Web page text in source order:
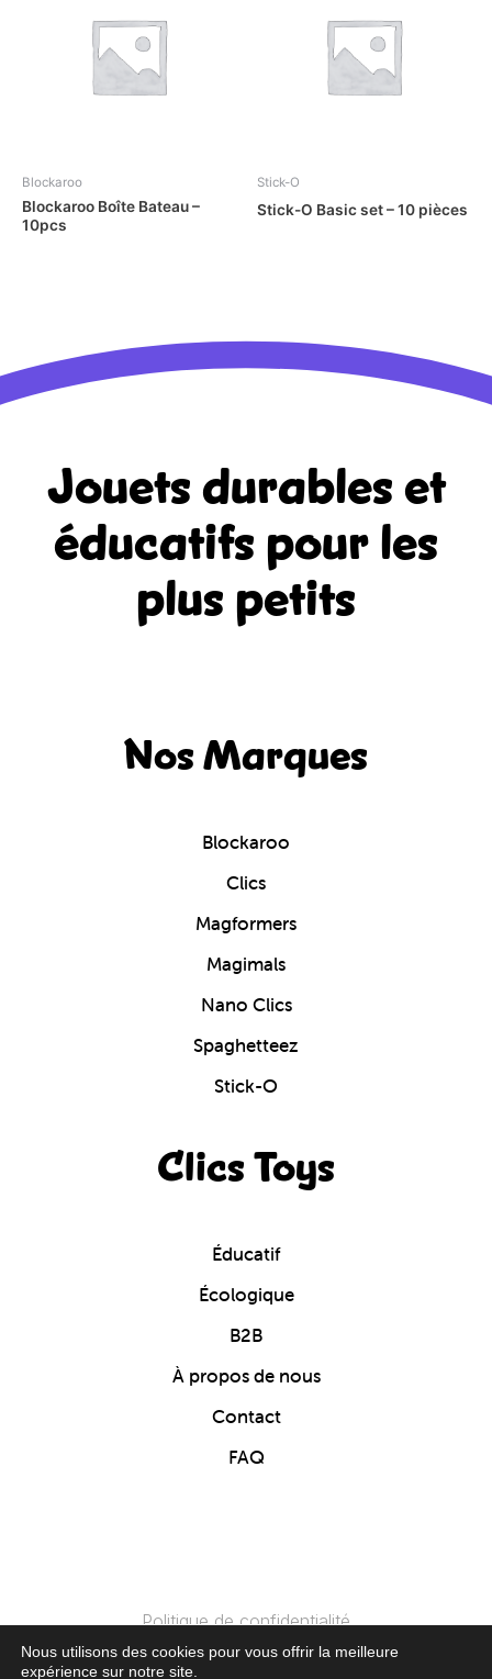
Blockaroo
Blockaroo Boîte Bateau –
10pcs
Stick-O
Stick-O Basic set – 10 pièces
Jouets durables et
éducatifs pour les
plus petits
Nos Marques
Blockaroo
Clics
Magformers
Magimals
Nano Clics
Spaghetteez
Stick-O
Clics Toys
Éducatif
Écologique
B2B
À propos de nous
Contact
FAQ
Politique de confidentialité
Nous utilisons des cookies pour vous offrir la meilleure
expérience sur notre site.